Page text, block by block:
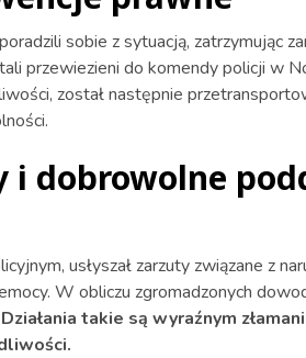
sobie z sytuacją, zatrzymując
przewiezieni do komendy policji w
został następnie
i dobrowolne
usłyszał zarzuty związane z
W obliczu zgromadzonych
Działania takie są wyraźnym